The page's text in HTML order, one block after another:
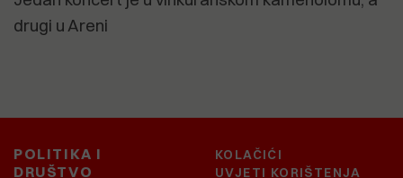
drugi u Areni
POLITIKA I
DRUŠTVO
KOLAČIĆI
UVJETI KORIŠTENJA